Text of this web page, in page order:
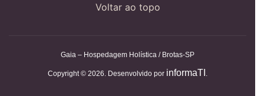
Voltar ao topo
Gaia – Hospedagem Holística / Brotas-SP
Copyright © 2026. Desenvolvido por informaTI .